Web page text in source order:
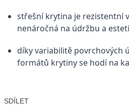
střešní krytina je rezistentní
nenáročná na údržbu a
díky variabilitě povrchových
formátů krytiny se hodí na
SDÍLET